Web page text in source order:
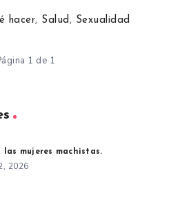
hacer, Salud, Sexualidad
1 de 1
las mujeres machistas.
2026